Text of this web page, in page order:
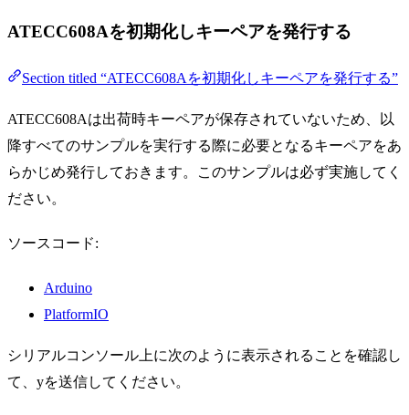
ATECC608Aを初期化しキーペアを発行する
Section titled “ATECC608Aを初期化しキーペアを発行する”
ATECC608Aは出荷時キーペアが保存されていないため、以
降すべてのサンプルを実行する際に必要となるキーペアをあ
らかじめ発行しておきます。このサンプルは必ず実施してく
ださい。
ソースコード:
Arduino
PlatformIO
シリアルコンソール上に次のように表示されることを確認し
て、yを送信してください。